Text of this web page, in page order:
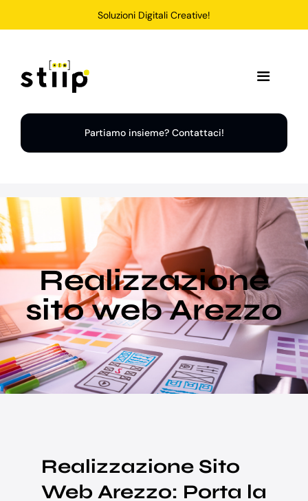
Soluzioni Digitali Creative!
Toggle
Home
Soluzioni
Chi Siamo
Portfolio
Blog
Supporto
Partiamo insieme? Contattaci!
Realizzazione
sito web Arezzo
Realizzazione Sito
Web Arezzo: Porta la